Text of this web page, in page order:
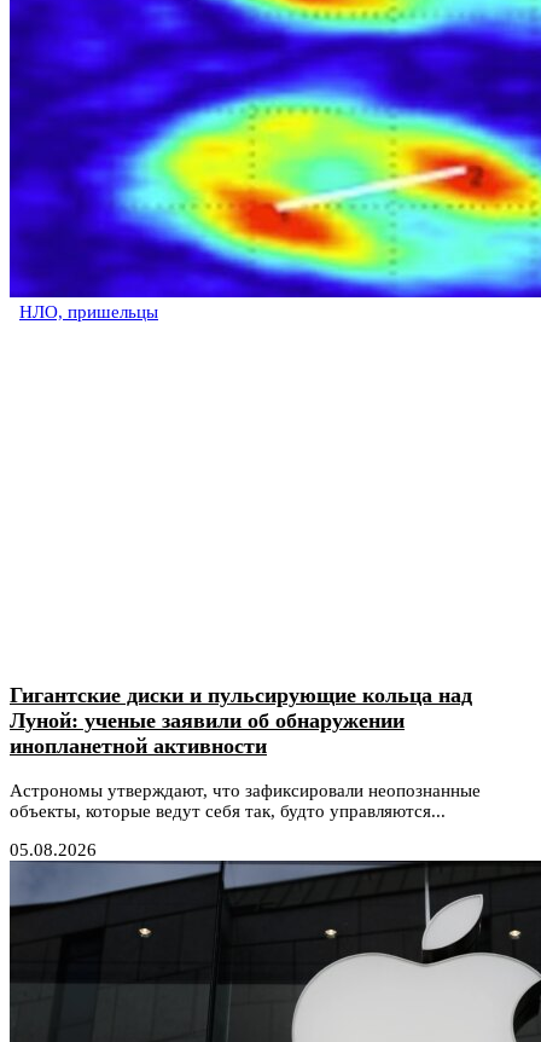
НЛО, пришельцы
Гигантские диски и пульсирующие кольца над
Луной: ученые заявили об обнаружении
инопланетной активности
Астрономы утверждают, что зафиксировали неопознанные
объекты, которые ведут себя так, будто управляются...
05.08.2026